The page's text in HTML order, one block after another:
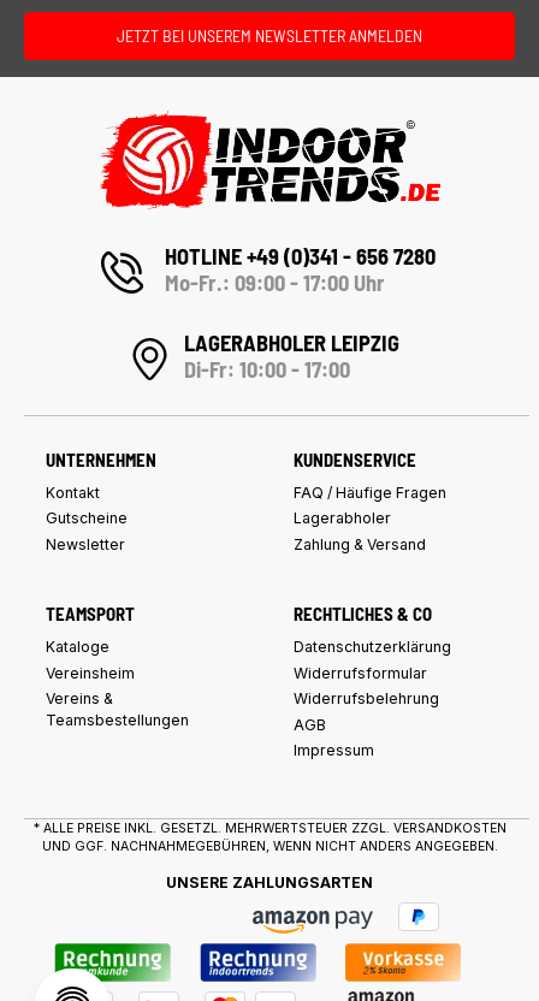
JETZT BEI UNSEREM NEWSLETTER ANMELDEN
HOTLINE +49 (0)341 - 656 7280
Mo-Fr.: 09:00 - 17:00 Uhr
LAGERABHOLER LEIPZIG
Di-Fr: 10:00 - 17:00
UNTERNEHMEN
Kontakt
Gutscheine
Newsletter
KUNDENSERVICE
FAQ / Häufige Fragen
Lagerabholer
Zahlung & Versand
TEAMSPORT
Kataloge
Vereinsheim
Vereins &
Teamsbestellungen
RECHTLICHES & CO
Datenschutzerklärung
Widerrufsformular
Widerrufsbelehrung
AGB
Impressum
* ALLE PREISE INKL. GESETZL. MEHRWERTSTEUER ZZGL. VERSANDKOSTEN
UND GGF. NACHNAHMEGEBÜHREN, WENN NICHT ANDERS ANGEGEBEN.
UNSERE ZAHLUNGSARTEN